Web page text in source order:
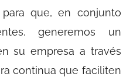
que, en conjunto
generemos un
su empresa a través
continua que faciliten